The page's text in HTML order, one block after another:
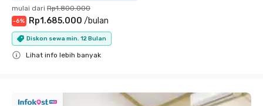
mulai dari Rp1.800.000
-6% Rp1.685.000 /bulan
Diskon sewa min. 12 Bulan
Lihat info lebih banyak